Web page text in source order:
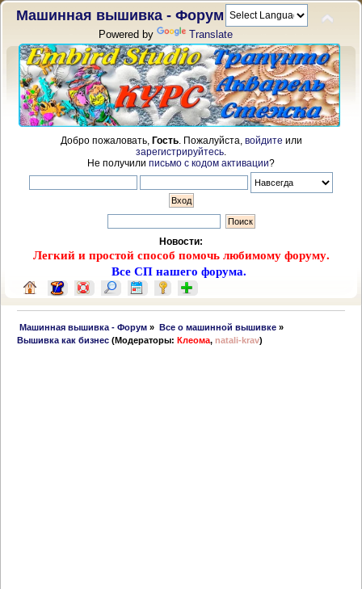
Машинная вышивка - Форум
Powered by Translate
Добро пожаловать, Гость. Пожалуйста, войдите или
зарегистрируйтесь
Не получили письмо с кодом активации?
Новости:
Легкий и простой способ помочь любимому форуму.
Все СП нашего форума.
Машинная вышивка - Форум » Все о машинной вышивке»
Вышивка как бизнес (Модераторы:Клеома,natali-krav)